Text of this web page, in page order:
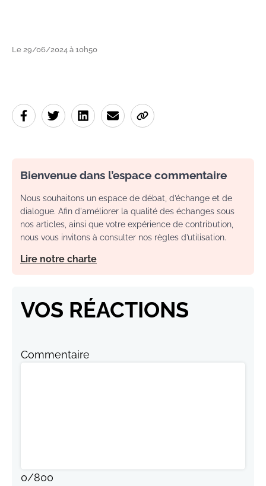
Le 29/06/2024 à 10h50
Bienvenue dans l’espace commentaire
Nous souhaitons un espace de débat, d’échange et de
dialogue. Afin d'améliorer la qualité des échanges sous
nos articles, ainsi que votre expérience de contribution,
nous vous invitons à consulter nos règles d’utilisation.
Lire notre charte
VOS RÉACTIONS
Commentaire
0/800